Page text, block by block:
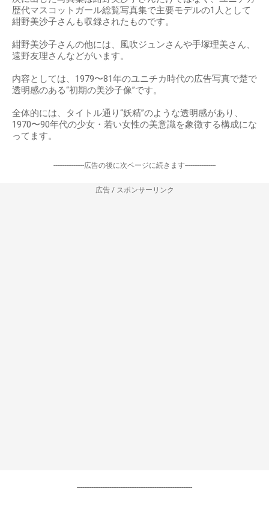
歴代マスコットガール総覧写真集で主要モデルの1人として
紺野美沙子さんも収録されたものです。
紺野美沙子さんの他には、風吹ジュンさんや手塚理美さん、
遠野友理さんなどがいます。
内容としては、1979〜81年のユニチカ時代の広告写真で楚で
透明感のある“初期の美沙子像”です。
全体的には、タイトル通り“妖精”のような透明感があり、
1970〜90年代の少女・若い女性の美意識を象徴する構成にな
ってます。
-----------------広告の後に次ページに続きます-----------------
広告 / スポンサーリンク
----------------------------------------------------------------